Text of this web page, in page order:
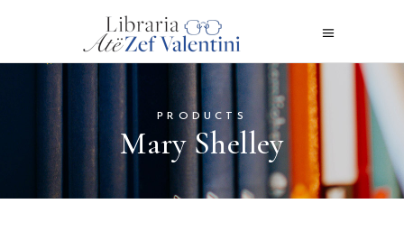
PRODUCTS
Mary Shelley